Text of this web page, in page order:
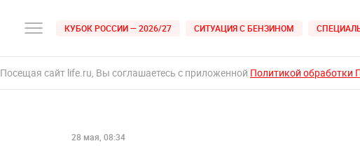
КУБОК РОССИИ — 2026/27 СИТУАЦИЯ С БЕНЗИНОМ
Посещая сайт life.ru, Вы соглашаетесь с приложенной Политикой обработки
28 мая, 08:34